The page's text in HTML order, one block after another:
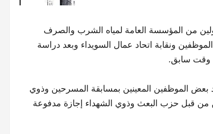
من المؤسسة العامة لمياه الشرب والصرف
ونقابة اتحاد عمال السويداء وبعد دراسة
وقت سابق.
الموظفين المعينين بمسابقة المسرحين وذوي
من قبل حزب البعث وذوي الشهداء إجازة مدفوعة